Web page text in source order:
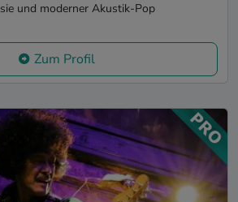
und moderner Akustik-Pop
Zum Profil